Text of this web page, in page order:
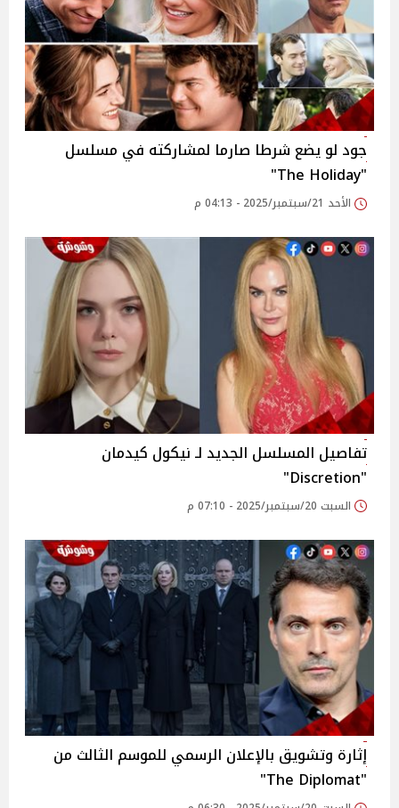
جود لو يضع شرطا صارما لمشاركته في مسلسل
"The Holiday"
الأحد 21/سبتمبر/2025 - 04:13 م
تفاصيل المسلسل الجديد لـ نيكول كيدمان
"Discretion"
السبت 20/سبتمبر/2025 - 07:10 م
إثارة وتشويق بالإعلان الرسمي للموسم الثالث من
"The Diplomat"